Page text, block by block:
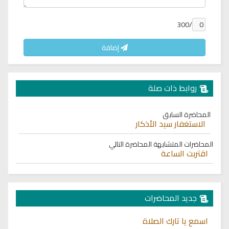
/300
إضافة
روابط ذات صلة
المحاضرة السابق
الاستغفار سيد الأذكار
المحاضرات المتشابهةالمحاضرة التالي
اقتربت الساعة
جديد المحاضرات
اسمع يا تارك الصلاة